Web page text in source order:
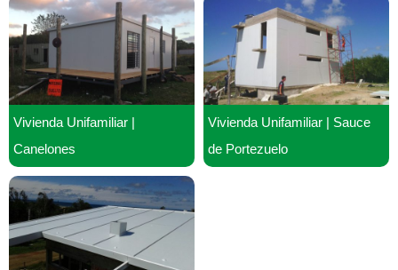
Vivienda Unifamiliar |
Canelones
Vivienda Unifamiliar | Sauce
de Portezuelo